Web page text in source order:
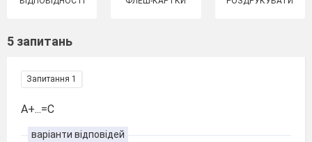
5 запитань
Запитання 1
A+...=C
варіанти відповідей